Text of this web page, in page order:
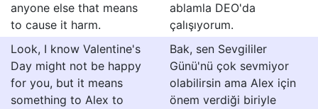
anyone else that means
to cause it harm.
ablamla DEO'da
çalışıyorum.
Look, I know Valentine's
Day might not be happy
for you, but it means
something to Alex to
Bak, sen Sevgililer
Günü'nü çok sevmiyor
olabilirsin ama Alex için
önem verdiği biriyle